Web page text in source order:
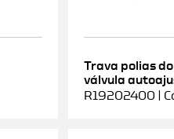
Trava polias
válvula
R19202400 |